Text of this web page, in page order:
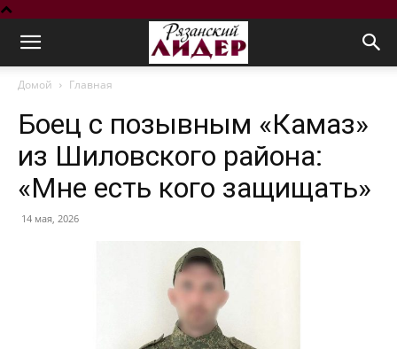
Домой Главная
Боец с позывным «Камаз»
из Шиловского района:
«Мне есть кого защищать»
14 мая, 2026